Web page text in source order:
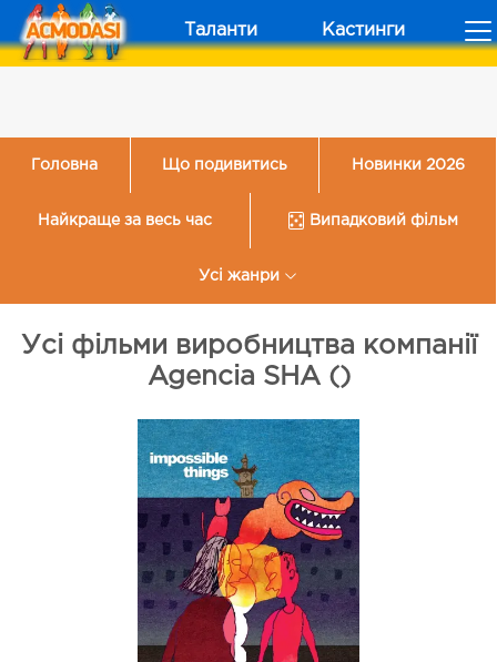
Таланти Кастинги
Головна Що подивитись Новинки 2026
Найкраще за весь час Випадковий фільм
Усі жанри
Усі фільми виробництва компанії
Agencia SHA ()